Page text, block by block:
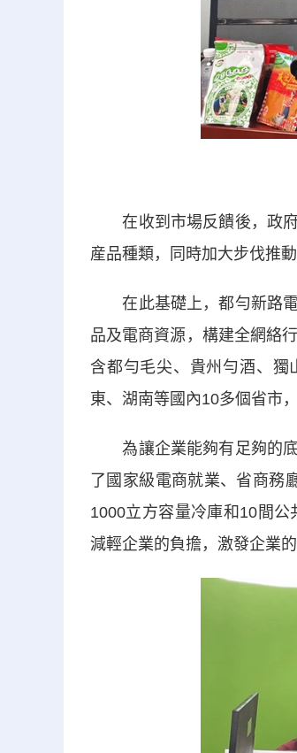
在收到市場反饋後，政府
産品種類，同時加大步伐推
在此基礎上，都勻新路電
品及電商資源，構建全網絡
含都勻毛尖、貴州勻酒、獨
東、湖南等國內10多個省市
為讓企業能夠有足夠的底
了國家級電商就業、省商務
1000立方容量冷庫和10間
減輕企業的負擔，激發企業